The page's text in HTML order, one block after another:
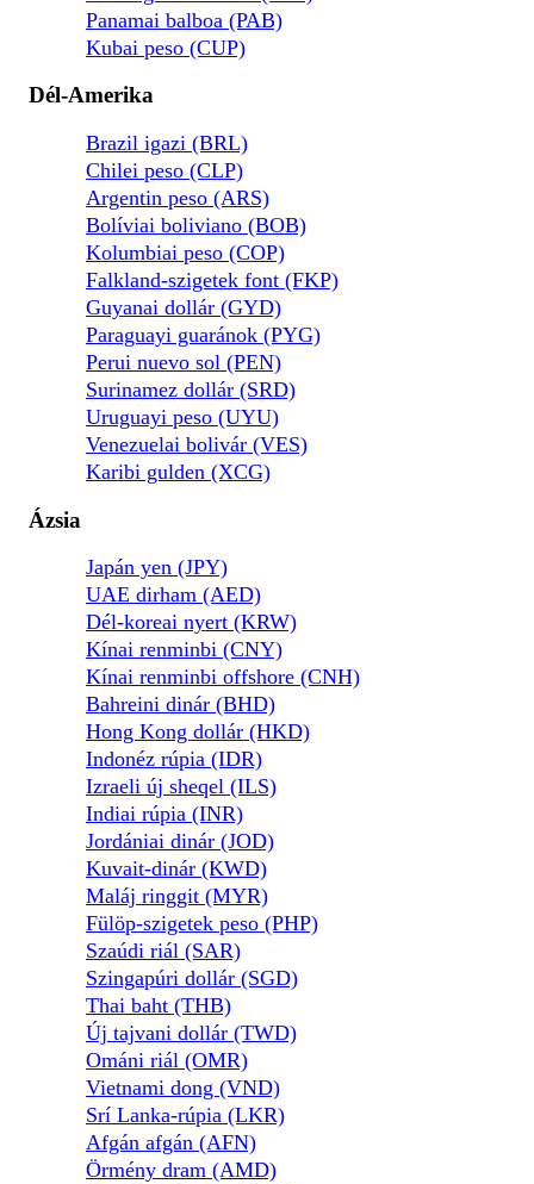
Panamai balboa (PAB)
Kubai peso (CUP)
Dél-Amerika
Brazil igazi (BRL)
Chilei peso (CLP)
Argentin peso (ARS)
Bolíviai boliviano (BOB)
Kolumbiai peso (COP)
Falkland-szigetek font (FKP)
Guyanai dollár (GYD)
Paraguayi guaránok (PYG)
Perui nuevo sol (PEN)
Surinamez dollár (SRD)
Uruguayi peso (UYU)
Venezuelai bolivár (VES)
Karibi gulden (XCG)
Ázsia
Japán yen (JPY)
UAE dirham (AED)
Dél-koreai nyert (KRW)
Kínai renminbi (CNY)
Kínai renminbi offshore (CNH)
Bahreini dinár (BHD)
Hong Kong dollár (HKD)
Indonéz rúpia (IDR)
Izraeli új sheqel (ILS)
Indiai rúpia (INR)
Jordániai dinár (JOD)
Kuvait-dinár (KWD)
Maláj ringgit (MYR)
Fülöp-szigetek peso (PHP)
Szaúdi riál (SAR)
Szingapúri dollár (SGD)
Thai baht (THB)
Új tajvani dollár (TWD)
Ománi riál (OMR)
Vietnami dong (VND)
Srí Lanka-rúpia (LKR)
Afgán afgán (AFN)
Örmény dram (AMD)